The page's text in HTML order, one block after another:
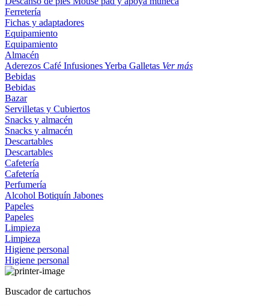
Ferretería
Fichas y adaptadores
Equipamiento
Equipamiento
Almacén
Aderezos Café InfusionesYerba Galletas Ver más
Bebidas
Bebidas
Bazar
Servilletas y Cubiertos
Snacks y almacén
Snacks y almacén
Descartables
Descartables
Cafetería
Cafetería
Perfumería
Alcohol Botiquín Jabones
Papeles
Papeles
Limpieza
Limpieza
Higiene personal
Higiene personal
Buscador de cartuchos